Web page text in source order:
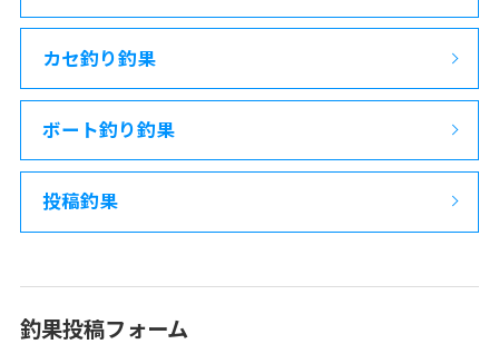
カセ釣り釣果
ボート釣り釣果
投稿釣果
釣果投稿フォーム